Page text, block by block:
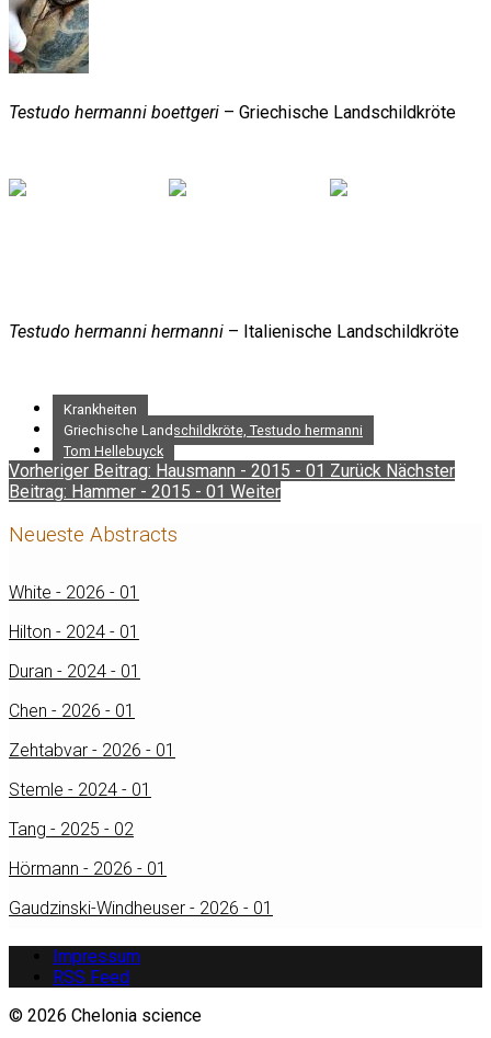
Testudo hermanni boettgeri – Griechische Landschildkröte
Testudo hermanni hermanni – Italienische Landschildkröte
Krankheiten
Griechische Landschildkröte, Testudo hermanni
Tom Hellebuyck
Vorheriger Beitrag: Hausmann - 2015 - 01 Zurück Nächster
Beitrag: Hammer - 2015 - 01 Weiter
Neueste Abstracts
White - 2026 - 01
Hilton - 2024 - 01
Duran - 2024 - 01
Chen - 2026 - 01
Zehtabvar - 2026 - 01
Stemle - 2024 - 01
Tang - 2025 - 02
Hörmann - 2026 - 01
Gaudzinski-Windheuser - 2026 - 01
Impressum
RSS Feed
© 2026 Chelonia science